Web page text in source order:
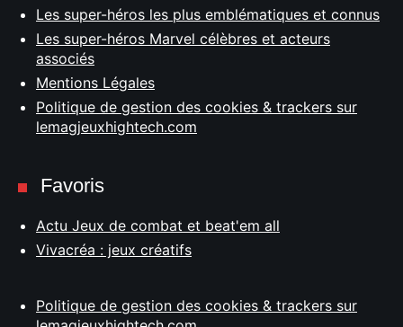
Les super-héros les plus emblématiques et connus
Les super-héros Marvel célèbres et acteurs
associés
Mentions Légales
Politique de gestion des cookies & trackers sur
lemagjeuxhightech.com
Favoris
Actu Jeux de combat et beat'em all
Vivacréa : jeux créatifs
Politique de gestion des cookies & trackers sur